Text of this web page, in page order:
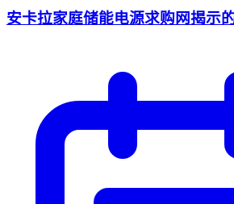
安卡拉家庭储能电源求购网揭示